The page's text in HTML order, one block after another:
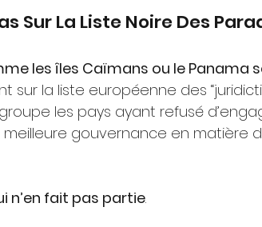
Sur La Liste Noire Des
les îles Caïmans ou le Panama
sur la liste européenne des
les pays ayant refusé
meilleure gouvernance en matière
n’en fait pas partie.